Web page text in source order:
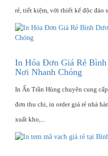
rẻ, tiết kiệm, với thiết kế độc đáo
In Hóa Đơn Giá Rẻ
Nơi Nhanh Chóng
In Ấn Trần Hùng chuyên cung
đơn thu chi, in order giá rẻ nhà
xuất kho,...